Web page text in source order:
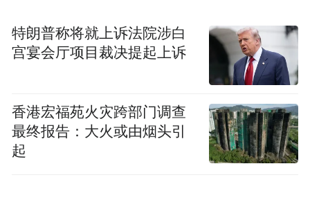
特朗普称将就上诉法院涉白
宫宴会厅项目裁决提起上诉
香港宏福苑火灾跨部门调查
最终报告：大火或由烟头引
起